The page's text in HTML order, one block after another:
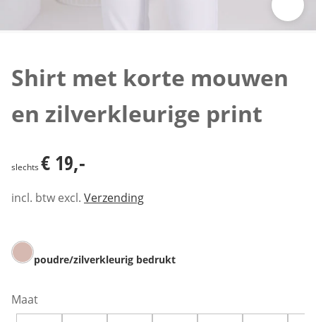
Shirt met korte mouwen
en zilverkleurige print
slechts € 19,-
incl. btw excl. Verzending
poudre/zilverkleurig bedrukt
Maat